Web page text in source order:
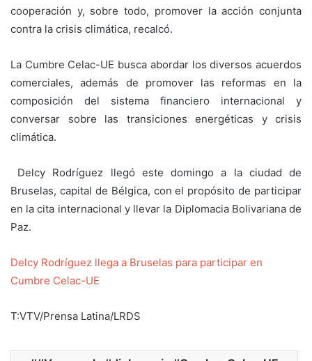
cooperación y, sobre todo, promover la acción conjunta
contra la crisis climática, recalcó.
La Cumbre Celac-UE busca abordar los diversos acuerdos
comerciales, además de promover las reformas en la
composición del sistema financiero internacional y
conversar sobre las transiciones energéticas y crisis
climática.
Delcy Rodríguez llegó este domingo a la ciudad de
Bruselas, capital de Bélgica, con el propósito de participar
en la cita internacional y llevar la Diplomacia Bolivariana de
Paz.
Delcy Rodríguez llega a Bruselas para participar en
Cumbre Celac-UE
T:VTV/Prensa Latina/LRDS